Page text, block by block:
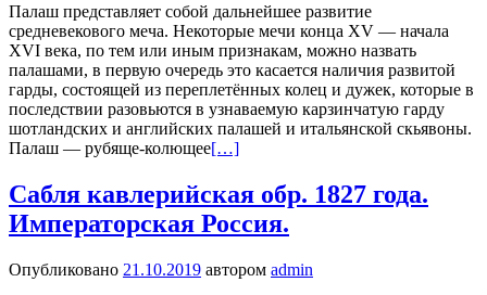
Палаш представляет собой дальнейшее развитие
средневекового меча. Некоторые мечи конца XV — начала
XVI века, по тем или иным признакам, можно назвать
палашами, в первую очередь это касается наличия развитой
гарды, состоящей из переплетённых колец и дужек, которые в
последствии разовьются в узнаваемую карзинчатую гарду
шотландских и английских палашей и итальянской скьявоны.
Палаш — рубяще-колющее[…]
Сабля кавлерийская обр. 1827 года.
Императорская Россия.
Опубликовано 21.10.2019 автором admin